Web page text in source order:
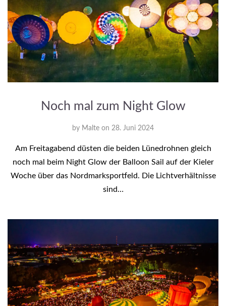
Noch mal zum Night Glow
by Malte on 28. Juni 2024
Am Freitagabend düsten die beiden Lünedrohnen gleich
noch mal beim Night Glow der Balloon Sail auf der Kieler
Woche über das Nordmarksportfeld. Die Lichtverhältnisse
sind…